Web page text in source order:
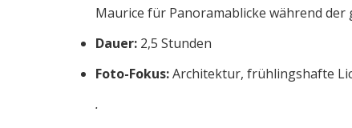
Maurice für Panoramablicke während der
Dauer: 2,5 Stunden
Foto-Fokus:Architektur, frühlingshafte
.